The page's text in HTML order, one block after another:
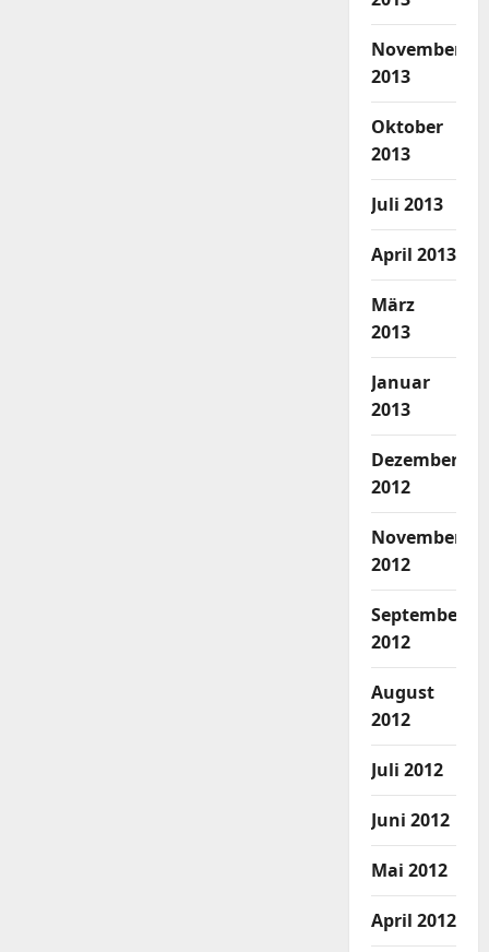
November
2013
Oktober
2013
Juli 2013
April 2013
März
2013
Januar
2013
Dezember
2012
November
2012
September
2012
August
2012
Juli 2012
Juni 2012
Mai 2012
April 2012